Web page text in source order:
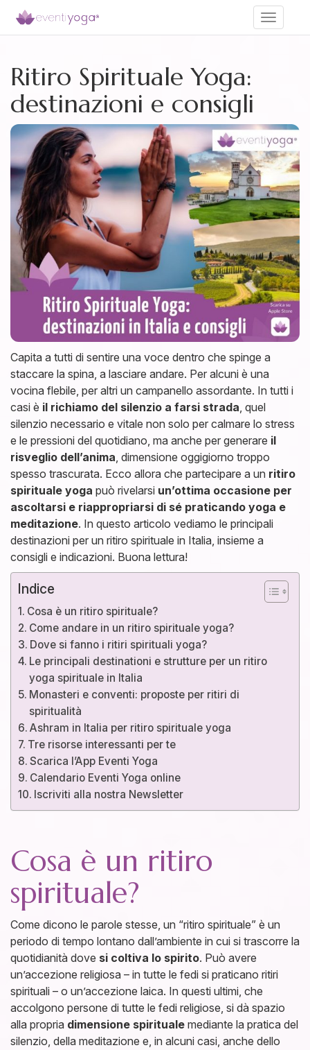
Toggle
Ritiro Spirituale Yoga:
destinazioni e consigli
Capita a tutti di sentire una voce dentro che spinge a
staccare la spina, a lasciare andare. Per alcuni è una
vocina flebile, per altri un campanello assordante. In tutti i
casi è il richiamo del silenzio a farsi strada , quel
silenzio necessario e vitale non solo per calmare lo stress
e le pressioni del quotidiano, ma anche per generare il
risveglio dell’anima , dimensione oggigiorno troppo
spesso trascurata. Ecco allora che partecipare a un ritiro
spirituale yoga può rivelarsi un’ottima occasione per
ascoltarsi e riappropriarsi di sé praticando yoga e
meditazione. In questo articolo vediamo le principali
destinazioni per un ritiro spirituale in Italia, insieme a
consigli e indicazioni. Buona lettura!
Indice
Cosa è un ritiro spirituale?
Come andare in un ritiro spirituale yoga?
Dove si fanno i ritiri spirituali yoga?
Le principali destinationi e strutture per un ritiro
yoga spirituale in Italia
Monasteri e conventi: proposte per ritiri di
spiritualità
Ashram in Italia per ritiro spirituale yoga
Tre risorse interessanti per te
Scarica l’App Eventi Yoga
Calendario Eventi Yoga online
Iscriviti alla nostra Newsletter
Cosa è un ritiro
spirituale?
Come dicono le parole stesse, un “ritiro spirituale” è un
periodo di tempo lontano dall’ambiente in cui si trascorre la
quotidianità dove si coltiva lo spirito. Può avere
un’accezione religiosa – in tutte le fedi si praticano ritiri
spirituali – o un’accezione laica. In questi ultimi, che
accolgono persone di tutte le fedi religiose, si dà spazio
alla propria dimensione spirituale mediante la pratica del
silenzio, della meditazione e, in alcuni casi, anche dello